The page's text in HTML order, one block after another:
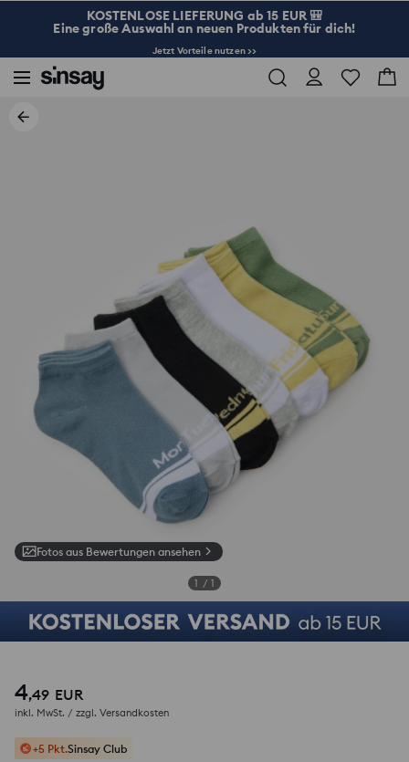
KOSTENLOSE LIEFERUNG ab 15 EUR 🎒
Eine große Auswahl an neuen Produkten für dich!
Jetzt Vorteile nutzen >>
Fotos aus Bewertungen ansehen
1 / 1
4,49 EUR
inkl. MwSt. / zzgl. Versandkosten
+5 Pkt.Sinsay Club